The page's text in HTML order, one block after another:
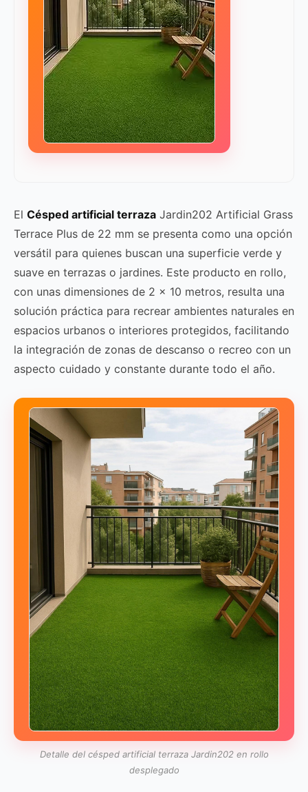
El Césped artificial terraza Jardin202 Artificial Grass
Terrace Plus de 22 mm se presenta como una opción
versátil para quienes buscan una superficie verde y
suave en terrazas o jardines. Este producto en rollo,
con unas dimensiones de 2 x 10 metros, resulta una
solución práctica para recrear ambientes naturales en
espacios urbanos o interiores protegidos, facilitando
la integración de zonas de descanso o recreo con un
aspecto cuidado y constante durante todo el año.
Detalle del césped artificial terraza Jardin202 en rollo
desplegado